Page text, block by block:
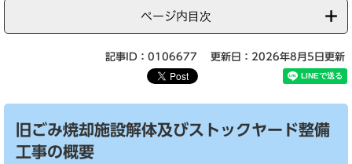
ページ内目次
記事ID：0106677 更新日：2026年8月5日更新
旧ごみ焼却施設解体及びストックヤード整備
工事の概要